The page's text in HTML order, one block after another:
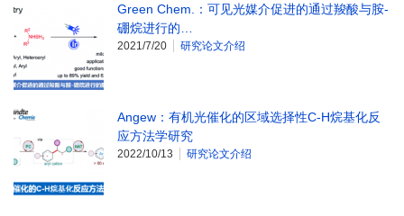
Green Chem.：可见光媒介促进的通过羧酸与胺-
硼烷进行的…
2021/7/20 研究论文介绍
Angew：有机光催化的区域选择性C-H烷基化反
应方法学研究
2022/10/13 研究论文介绍